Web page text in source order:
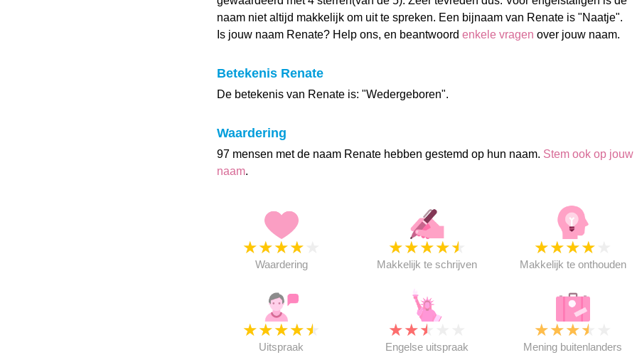
naam niet altijd makkelijk om uit te spreken. Een bijnaam van Renate is "Naatje".
Is jouw naam Renate? Help ons, en beantwoord enkele vragen over jouw naam.
Betekenis Renate
De betekenis van Renate is: "Wedergeboren".
Waardering
97 mensen met de naam Renate hebben gestemd op hun naam. Stem ook op jouw
naam.
★★★★
Waardering
★★★★★
Makkelijk te schrijven
★★★★
Makkelijk te onthouden
★★★★★
Uitspraak
★★★
Engelse uitspraak
★★★★
Mening buitenlanders